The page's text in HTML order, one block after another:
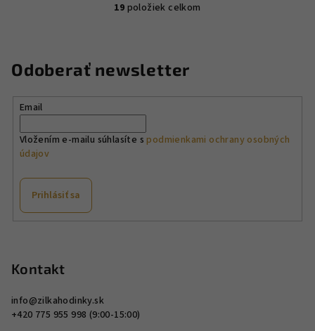
O
á
d
a
e
y
19 položiek celkom
Odoberať newsletter
Email
Vložením e-mailu súhlasíte spodmienkami ochrany osobných
údajov
Prihlásiť sa
Kontakt
info@zilkahodinky.sk
+420 775 955 998 (9:00-15:00)